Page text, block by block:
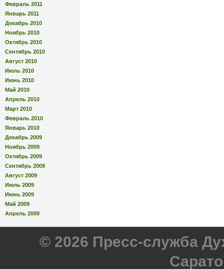
Февраль 2011
Январь 2011
Декабрь 2010
Ноябрь 2010
Октябрь 2010
Сентябрь 2010
Август 2010
Июль 2010
Июнь 2010
Май 2010
Апрель 2010
Март 2010
Февраль 2010
Январь 2010
Декабрь 2009
Ноябрь 2009
Октябрь 2009
Сентябрь 2009
Август 2009
Июль 2009
Июнь 2009
Май 2009
Апрель 2009
© 2026 Пресс-служба